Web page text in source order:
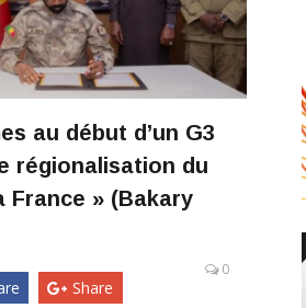
au début d’un G3
régionalisation du
France » (Bakary
0
Share